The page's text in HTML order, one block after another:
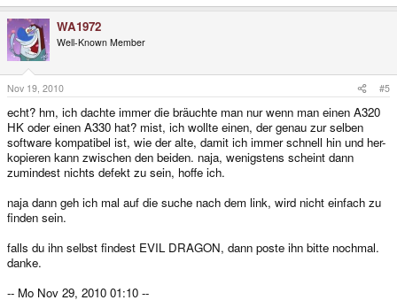
WA1972
Well-Known Member
Nov 19, 2010 #5
echt? hm, ich dachte immer die bräuchte man nur wenn man einen A320
HK oder einen A330 hat? mist, ich wollte einen, der genau zur selben
software kompatibel ist, wie der alte, damit ich immer schnell hin und her-
kopieren kann zwischen den beiden. naja, wenigstens scheint dann
zumindest nichts defekt zu sein, hoffe ich.
naja dann geh ich mal auf die suche nach dem link, wird nicht einfach zu
finden sein.
falls du ihn selbst findest EVIL DRAGON, dann poste ihn bitte nochmal.
danke.
-- Mo Nov 29, 2010 01:10 --